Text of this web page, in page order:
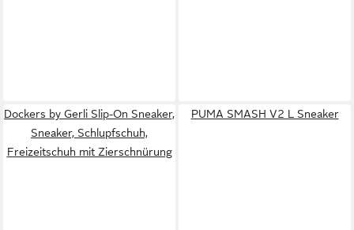
Dockers by Gerli Slip-On Sneaker,
Sneaker, Schlupfschuh,
Freizeitschuh mit Zierschnürung
PUMA SMASH V2 L Sneaker